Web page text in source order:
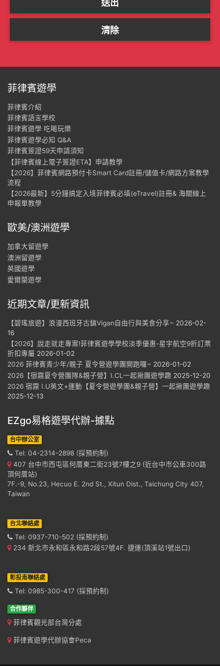
菲律賓遊學
菲律賓介紹
菲律賓語言學校
菲律賓遊學 吃喝玩樂
菲律賓遊學必知 Q&A
菲律賓簽證59天申請須知
【菲律賓線上電子簽證ETA】申請教學
【2026】菲律賓網路預付卡Smart Card註冊/儲值卡/網路方案教學
流程
【2026最新】5分鐘搞定入境菲律賓必填(eTravel)註冊& 海關線上
申報單教學
歐美/澳洲遊學
加拿大留遊學
澳洲留遊學
英國遊學
愛爾蘭遊學
近期文章/更新資訊
【碧瑤旅遊】浪漫西班牙古鎮Vigan自由行與美食分享~ 2026-02-
16
【2026】說走就走專案!菲律賓遊學學校淡季優惠-星宇航空9折訂票
折扣專屬 2026-01-02
2026 菲律賓青少年/親子 夏令營遊學團開跑囉~ 2026-01-02
2026【宿霧夏令營團隊&親子營】I.CL一起揪團遊學趣 2025-12-20
2026 宿霧 I.U英文+運動【夏令營遊學團&親子營】一起揪團遊學趣
2025-12-13
EZgo易格遊學代辦-據點
台中辦公室
Tel: 04-2314-2898 (採預約制)
407 台中市西屯區何厝東二街23號7樓之9 (近台中市公車300路
頂何厝站)
7F.-9, No.23, Hecuo E. 2nd St., Xitun Dist., Taichung City 407,
Taiwan
台北聯絡處
Tel: 0937-710-502 (採預約制)
234 新北市永和區永和路2段57號4F. 捷運(頂溪站1號出口)
彰投南聯絡處
Tel: 0985-300-417 (採預約制)
合作夥伴
菲律賓觀光部台灣分處
菲律賓遊學代辦協會Peca